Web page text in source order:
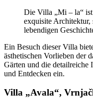
Die Villa „Mi – la“
exquisite Architektur,
lebendigen
Ein Besuch dieser Villa
ästhetischen Vorlieben der
Gärten und die detailreiche
und Entdecken ein.
Villa „Avala“,